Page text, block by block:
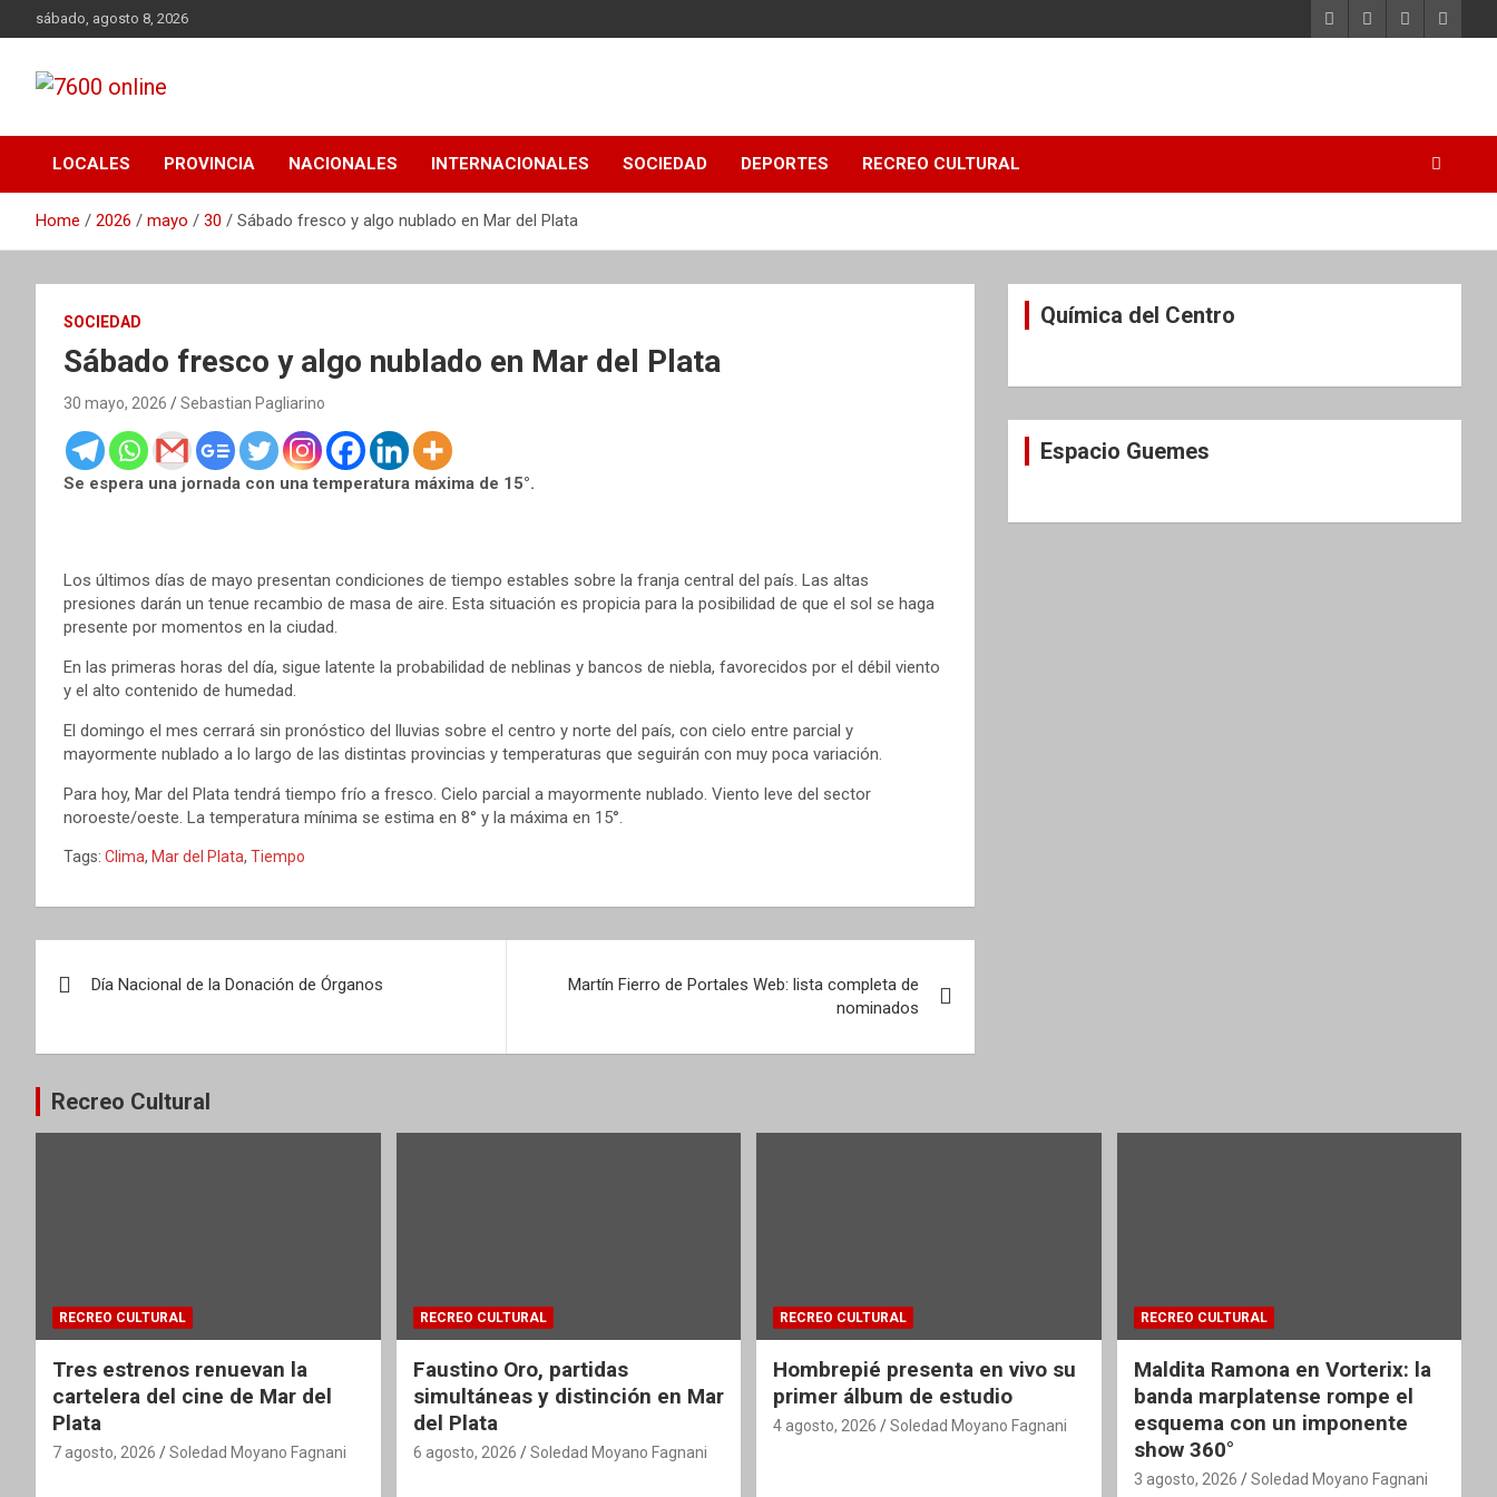
to
sábado, agosto 8, 2026
7600 online
local, nacional e internacional, deportiva y cultural.
LOCALES
PROVINCIA NACIONALES INTERNACIONALES SOCIEDAD DEPORTES RECREO CULTURAL
Home 2026 mayo 30 Sábado fresco y algo nublado en Mar del Plata
SOCIEDAD
Sábado fresco y algo nublado en Mar del Plata
30 mayo, 2026 Sebastian Pagliarino
Se espera una jornada con una temperatura máxima de 15°.
Los últimos días de mayo presentan condiciones de tiempo estables sobre la franja central del país. Las altas
presiones darán un tenue recambio de masa de aire. Esta situación es propicia para la posibilidad de que el sol se haga
presente por momentos en la ciudad.
En las primeras horas del día, sigue latente la probabilidad de neblinas y bancos de niebla, favorecidos por el débil viento
y el alto contenido de humedad.
El domingo el mes cerrará sin pronóstico del lluvias sobre el centro y norte del país, con cielo entre parcial y
mayormente nublado a lo largo de las distintas provincias y temperaturas que seguirán con muy poca variación.
Para hoy, Mar del Plata tendrá tiempo frío a fresco. Cielo parcial a mayormente nublado. Viento leve del sector
noroeste/oeste. La temperatura mínima se estima en 8° y la máxima en 15°.
Tags: Clima, Mar del Plata, Tiempo
de
entradas
Día Nacional de la Donación de Órganos
Martín Fierro de Portales Web: lista completa de
nominados
Química del Centro
Espacio Guemes
Recreo Cultural
RECREO CULTURAL
Tres estrenos renuevan la
cartelera del cine de Mar del
Plata
7 agosto, 2026 Soledad Moyano Fagnani
RECREO CULTURAL
Faustino Oro, partidas
simultáneas y distinción en Mar
del Plata
6 agosto, 2026 Soledad Moyano Fagnani
RECREO CULTURAL
Hombrepié presenta en vivo su
primer álbum de estudio
4 agosto, 2026 Soledad Moyano Fagnani
RECREO CULTURAL
Maldita Ramona en Vorterix: la
banda marplatense rompe el
esquema con un imponente
show 360°
3 agosto, 2026 Soledad Moyano Fagnani